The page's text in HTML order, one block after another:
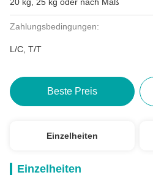
Zahlungsbedingungen:
L/C, T/T
Beste Preis
Einzelheiten
Einzelheiten